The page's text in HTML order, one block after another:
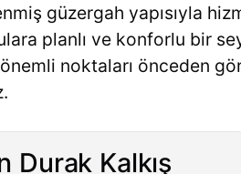
güzergah yapısıyla
planlı ve konforlu bir
noktaları önceden
Durak Kalkış